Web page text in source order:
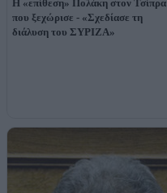
Η «επίθεση» Πολάκη στον Τσίπρα
που ξεχώρισε - «Σχεδίασε τη
διάλυση του ΣΥΡΙΖΑ»